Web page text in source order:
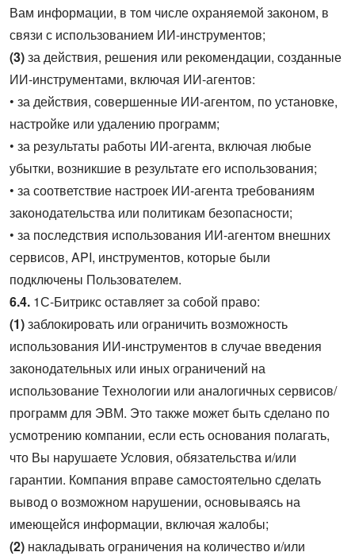
Вам информации, в том числе охраняемой законом, в
связи с использованием ИИ-инструментов;
(3)за действия, решения или рекомендации, созданные
ИИ-инструментами, включая ИИ-агентов:
• за действия, совершенные ИИ‑агентом, по установке,
настройке или удалению программ;
• за результаты работы ИИ-агента, включая любые
убытки, возникшие в результате его использования;
• за соответствие настроек ИИ-агента требованиям
законодательства или политикам безопасности;
• за последствия использования ИИ-агентом внешних
сервисов, API, инструментов, которые были
подключены Пользователем.
6.4. 1С-Битрикс оставляет за собой право:
(1)заблокировать или ограничить возможность
использования ИИ-инструментов в случае введения
законодательных или иных ограничений на
использование Технологии или аналогичных сервисов/
программ для ЭВМ. Это также может быть сделано по
усмотрению компании, если есть основания полагать,
что Вы нарушаете Условия, обязательства и/или
гарантии. Компания вправе самостоятельно сделать
вывод о возможном нарушении, основываясь на
имеющейся информации, включая жалобы;
(2) накладывать ограничения на количество и/или